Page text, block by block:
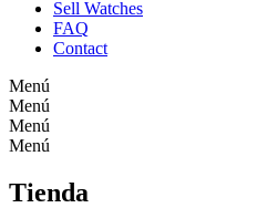
Sell Watches
FAQ
Contact
Menú
Menú
Menú
Menú
Tienda